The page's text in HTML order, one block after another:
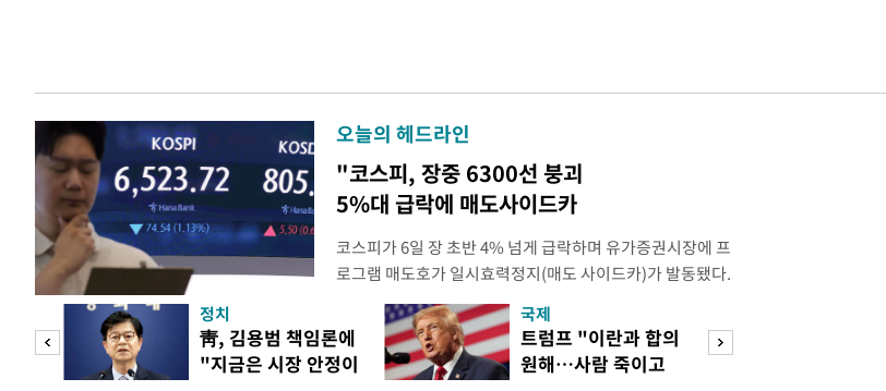
오늘의 헤드라인
"코스피, 장중 6300선 붕괴
5%대 급락에 매도사이드카
코스피가 6일 장 초반 4% 넘게 급락하며 유가증권시장에 프
로그램 매도호가 일시효력정지(매도 사이드카)가 발동됐다.
한국거래소는 이날 오전 10시18분께 매도 사이드카를 발동
했다고 밝혔다. 발동 당시 코스피200선물지수는 전일 종가
대비 5.12% 급락한 987.24였다. 코스피 매도 사이드카는 코
스피200을 기초자산으로 하는 선물 최근월물 가격
정치
靑, 김용범 책임론에
"지금은 시장 안정이
국제
트럼프 "이란과 합의
원해…사람 죽이고